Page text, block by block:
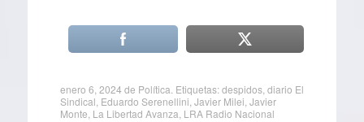
enero 6, 2024 de Política . Etiquetas:despidos, diario El
Sindical Eduardo Serenellini Javier Milei Javier
Monte La Libertad Avanza LRA Radio Nacional